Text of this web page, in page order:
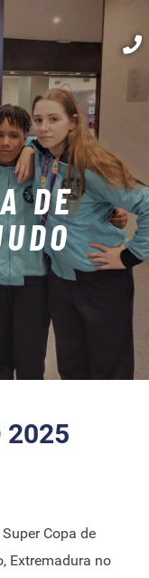
DE
2025
Copa de
Extremadura no